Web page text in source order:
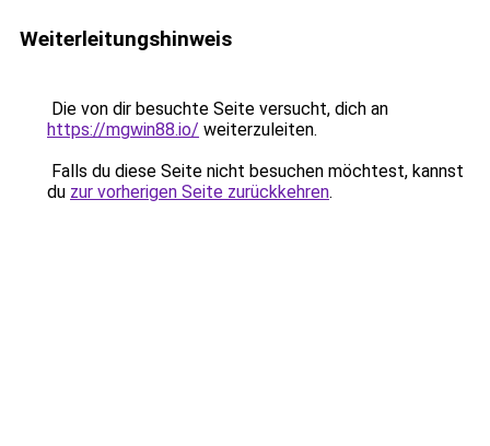
Weiterleitungshinweis
Die von dir besuchte Seite versucht, dich an
https://mgwin88.io/ weiterzuleiten.
Falls du diese Seite nicht besuchen möchtest, kannst
du zur vorherigen Seite zurückkehren.